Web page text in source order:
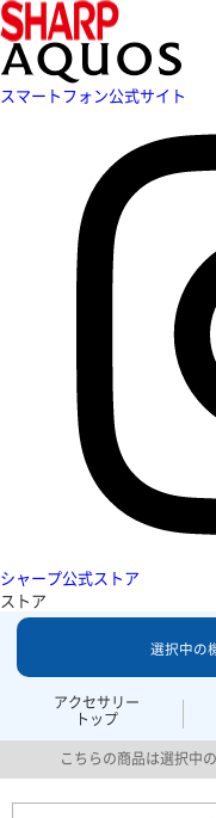
スマートフォン公式サイト
シャープ公式ストア
ストア
アクセサリー
トップ
選択中の
こちらの商品は選択中